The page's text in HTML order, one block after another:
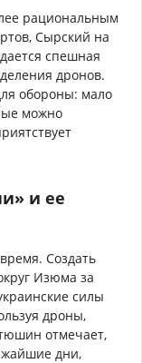
рациональным
Сырский на
спешная
дронов.
обороны: мало
можно
и ее
Создать
Изюма за
силы
дроны,
отмечает,
дни,